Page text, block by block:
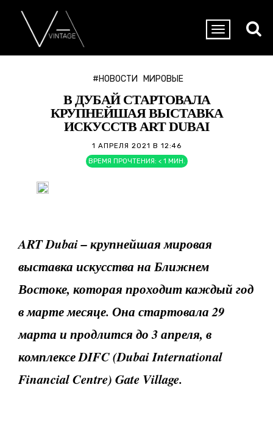
#НОВОСТИ МИРОВЫЕ
В ДУБАЙ СТАРТОВАЛА
КРУПНЕЙШАЯ ВЫСТАВКА
ИСКУССТВ ART DUBAI
1 АПРЕЛЯ 2021 В 12:46
ВРЕМЯ ПРОЧТЕНИЯ: < 1 МИН.
ART Dubai – крупнейшая мировая
выставка искусства на Ближнем
Востоке, которая проходит каждый год
в марте месяце. Она стартовала 29
марта и продлится до 3 апреля, в
комплексе DIFC (Dubai International
Financial Centre) Gate Village.